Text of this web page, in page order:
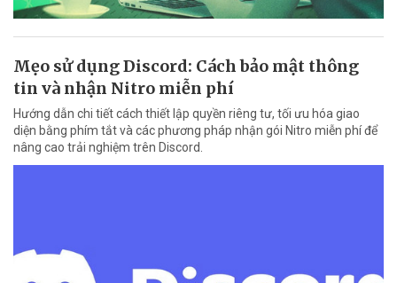
Mẹo sử dụng Discord: Cách bảo mật thông
tin và nhận Nitro miễn phí
Hướng dẫn chi tiết cách thiết lập quyền riêng tư, tối ưu hóa giao
diện bằng phím tắt và các phương pháp nhận gói Nitro miễn phí để
nâng cao trải nghiệm trên Discord.